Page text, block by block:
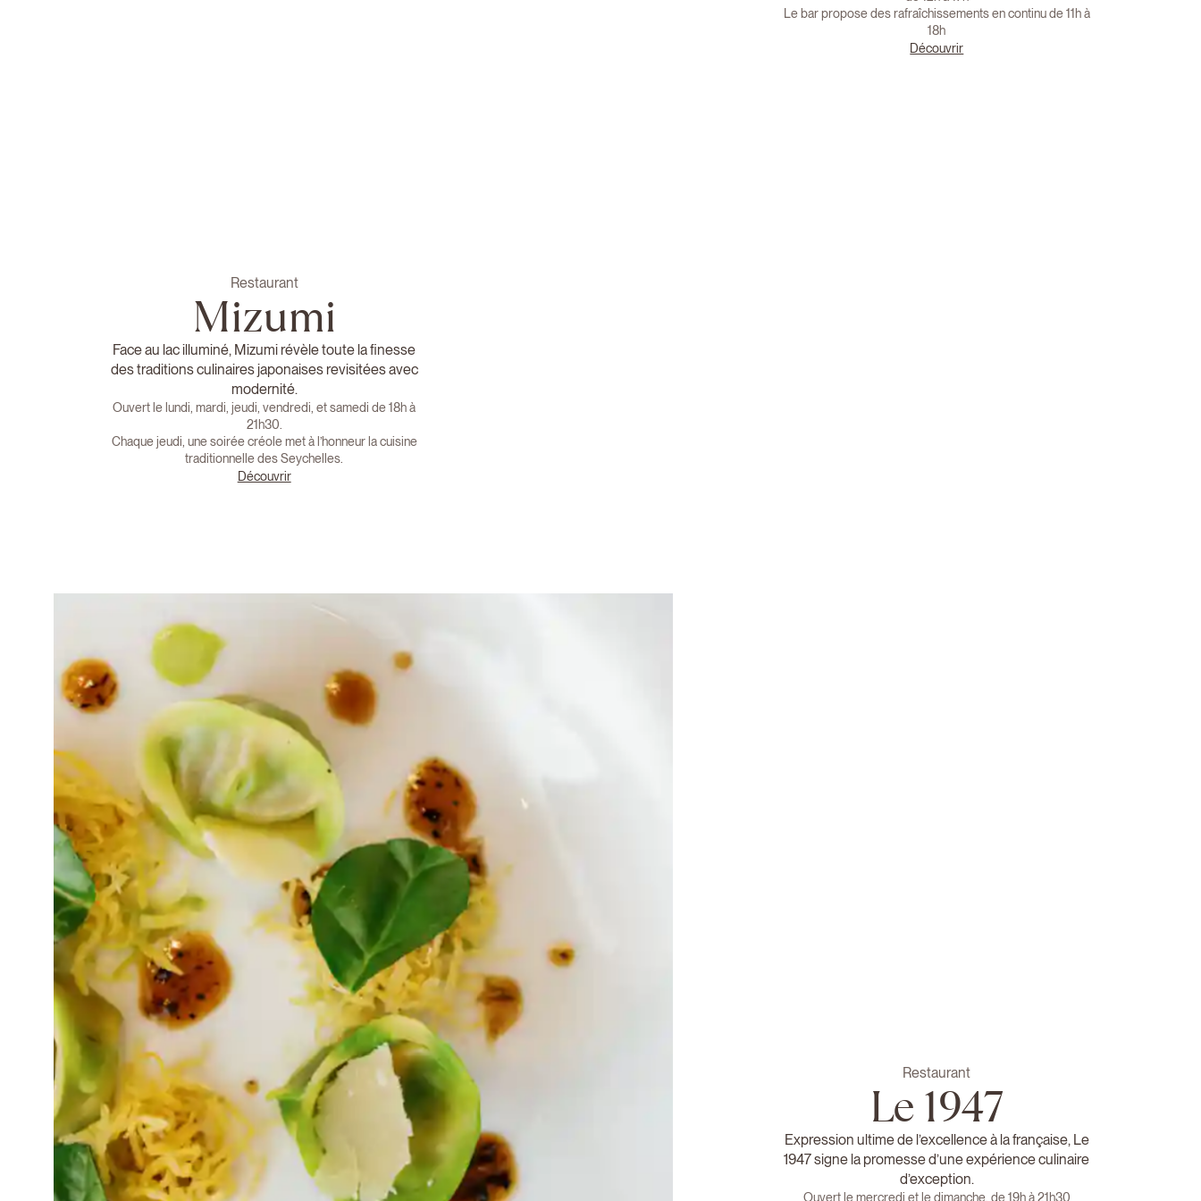
Le bar propose des rafraîchissements en continu de 11h à
18h
Découvrir
Restaurant
Mizumi
Face au lac illuminé, Mizumi révèle toute la finesse
des traditions culinaires japonaises revisitées avec
modernité.
Ouvert le lundi, mardi, jeudi, vendredi, et samedi de 18h à
21h30.
Chaque jeudi, une soirée créole met à l’honneur la cuisine
traditionnelle des Seychelles.
Découvrir
Restaurant
Le 1947
Expression ultime de l’excellence à la française, Le
1947 signe la promesse d’une expérience culinaire
d’exception.
Ouvert le mercredi et le dimanche, de 19h à 21h30